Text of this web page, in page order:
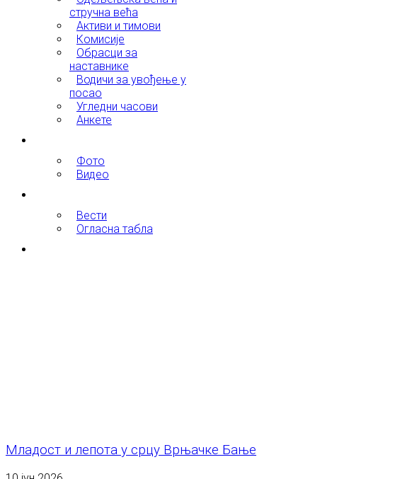
стручна већа
Активи и тимови
Комисије
Обрасци за
наставнике
Водичи за увођење у
посао
Угледни часови
Анкете
Фото
Видео
Вести
Огласна табла
Младост и лепота у срцу Врњачке Бање